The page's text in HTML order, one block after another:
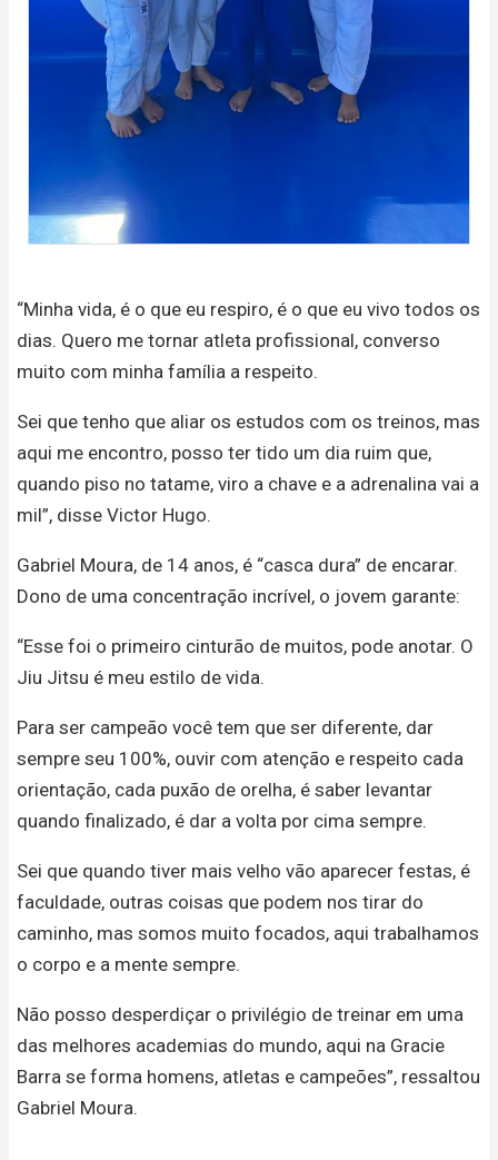
“Minha vida, é o que eu respiro, é o que eu vivo todos os
dias. Quero me tornar atleta profissional, converso
muito com minha família a respeito.
Sei que tenho que aliar os estudos com os treinos, mas
aqui me encontro, posso ter tido um dia ruim que,
quando piso no tatame, viro a chave e a adrenalina vai a
mil”, disse Victor Hugo.
Gabriel Moura, de 14 anos, é “casca dura” de encarar.
Dono de uma concentração incrível, o jovem garante:
“Esse foi o primeiro cinturão de muitos, pode anotar. O
Jiu Jitsu é meu estilo de vida.
Para ser campeão você tem que ser diferente, dar
sempre seu 100%, ouvir com atenção e respeito cada
orientação, cada puxão de orelha, é saber levantar
quando finalizado, é dar a volta por cima sempre.
Sei que quando tiver mais velho vão aparecer festas, é
faculdade, outras coisas que podem nos tirar do
caminho, mas somos muito focados, aqui trabalhamos
o corpo e a mente sempre.
Não posso desperdiçar o privilégio de treinar em uma
das melhores academias do mundo, aqui na Gracie
Barra se forma homens, atletas e campeões”, ressaltou
Gabriel Moura.